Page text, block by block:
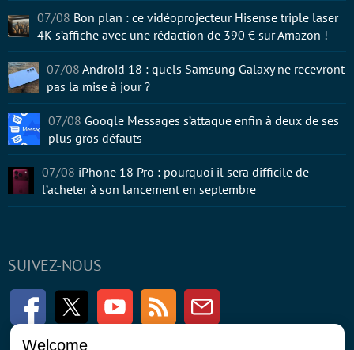
SUIVEZ-NOUS
FacebookTwitter Youtube RSS Newsletter
07/08 Bon plan : ce vidéoprojecteur Hisense triple laser
4K s’affiche avec une rédaction de 390 € sur Amazon !
07/08 Android 18 : quels Samsung Galaxy ne recevront
pas la mise à jour ?
07/08 Google Messages s’attaque enfin à deux de ses
plus gros défauts
07/08 iPhone 18 Pro : pourquoi il sera difficile de
l’acheter à son lancement en septembre
Welcome